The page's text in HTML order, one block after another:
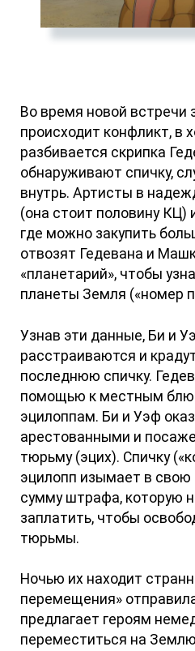
Во время новой
происходит конфликт, в
разбивается скрипка
обнаруживают спичку,
внутрь. Артисты в
(она стоит половину КЦ)
где можно закупить
отвозят Гедевана и
«планетарий», чтобы
планеты Земля («номер
Узнав эти данные, Би и
расстраиваются и
последнюю спичку.
помощью к местным
эцилоппам. Би и Уэф
арестованными и
тюрьму (эцих). Спичку
эцилопп изымает в свою
сумму штрафа, которую
заплатить, чтобы
тюрьмы.
Ночью их находит
перемещения»
предлагает героям
переместиться на